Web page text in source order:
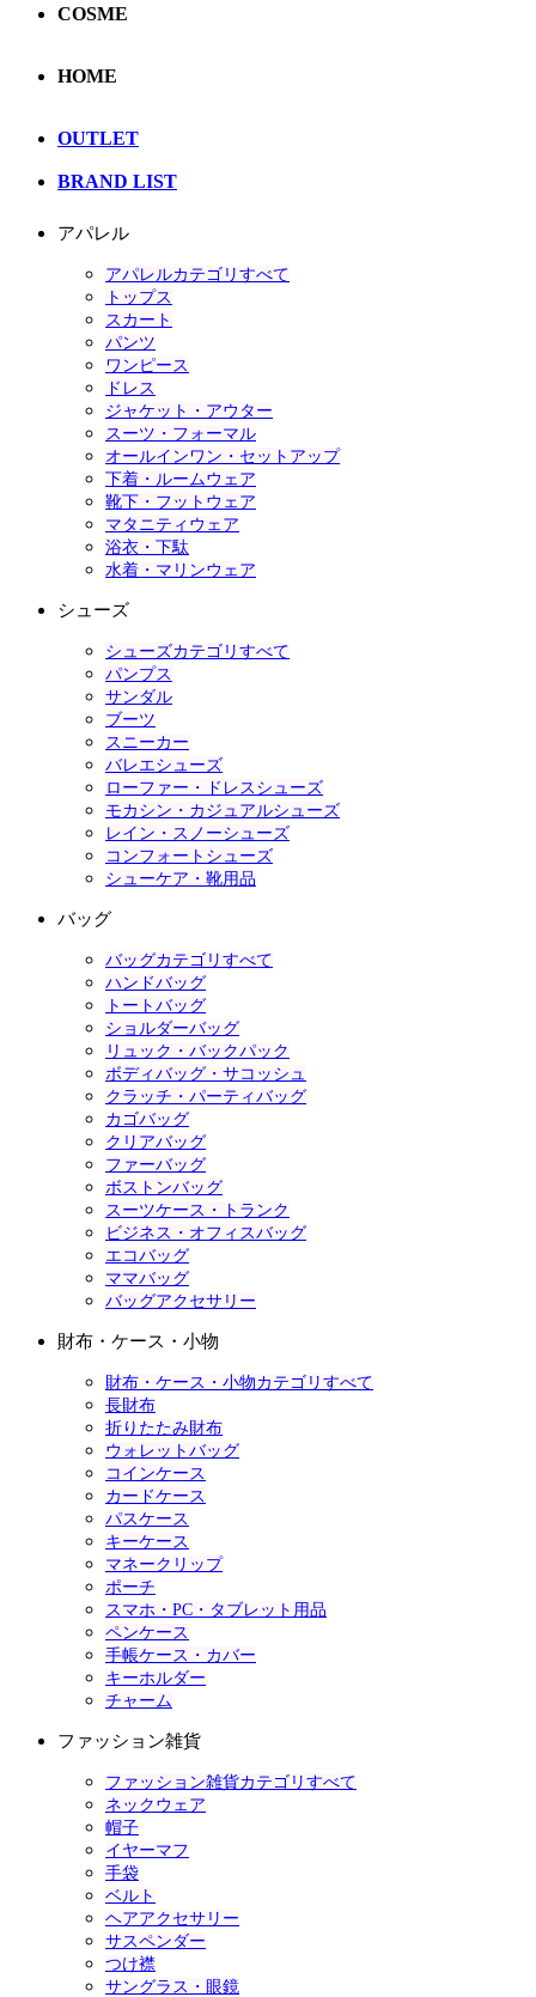
COSME
HOME
OUTLET
BRAND LIST
アパレル
アパレルカテゴリすべて
トップス
スカート
パンツ
ワンピース
ドレス
ジャケット・アウター
スーツ・フォーマル
オールインワン・セットアップ
下着・ルームウェア
靴下・フットウェア
マタニティウェア
浴衣・下駄
水着・マリンウェア
シューズ
シューズカテゴリすべて
パンプス
サンダル
ブーツ
スニーカー
バレエシューズ
ローファー・ドレスシューズ
モカシン・カジュアルシューズ
レイン・スノーシューズ
コンフォートシューズ
シューケア・靴用品
バッグ
バッグカテゴリすべて
ハンドバッグ
トートバッグ
ショルダーバッグ
リュック・バックパック
ボディバッグ・サコッシュ
クラッチ・パーティバッグ
カゴバッグ
クリアバッグ
ファーバッグ
ボストンバッグ
スーツケース・トランク
ビジネス・オフィスバッグ
エコバッグ
ママバッグ
バッグアクセサリー
財布・ケース・小物
財布・ケース・小物カテゴリすべて
長財布
折りたたみ財布
ウォレットバッグ
コインケース
カードケース
パスケース
キーケース
マネークリップ
ポーチ
スマホ・PC・タブレット用品
ペンケース
手帳ケース・カバー
キーホルダー
チャーム
ファッション雑貨
ファッション雑貨カテゴリすべて
ネックウェア
帽子
イヤーマフ
手袋
ベルト
ヘアアクセサリー
サスペンダー
つけ襟
サングラス・眼鏡